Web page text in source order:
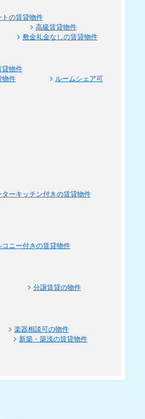
トの賃貸物件
高級賃貸物件
敷金礼金なしの賃貸物件
貸物件
物件
ルームシェア可
ターキッチン付きの賃貸物件
ニー付きの賃貸物件
分譲賃貸の物件
楽器相談可の物件
新築・築浅の賃貸物件